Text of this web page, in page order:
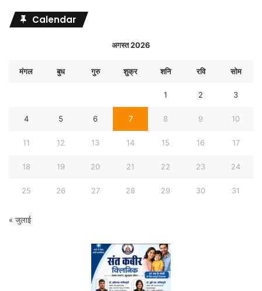
Calendar
अगस्त 2026
मंगल बुध गुरु शुक्र शनि रवि सोम
1 2 3
4 5 6 7 8 9 10
11 12 13 14 15 16 17
18 19 20 21 22 23 24
25 26 27 28 29 30 31
« जुलाई